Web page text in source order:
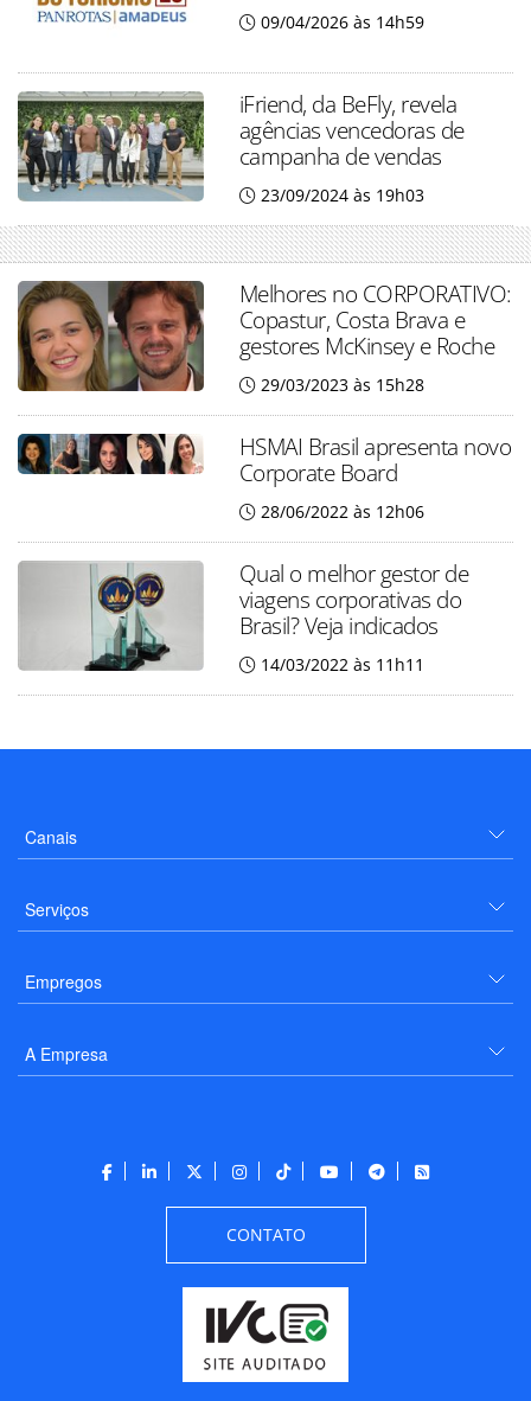
09/04/2026 às 14h59
iFriend, da BeFly, revela
agências vencedoras de
campanha de vendas
23/09/2024 às 19h03
Melhores no CORPORATIVO:
Copastur, Costa Brava e
gestores McKinsey e Roche
29/03/2023 às 15h28
HSMAI Brasil apresenta novo
Corporate Board
28/06/2022 às 12h06
Qual o melhor gestor de
viagens corporativas do
Brasil? Veja indicados
14/03/2022 às 11h11
Canais
Serviços
Empregos
A Empresa
CONTATO